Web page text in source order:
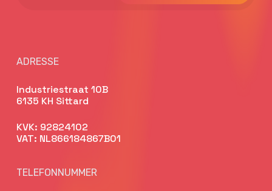
ADRESSE
Industriestraat 10B
6135 KH Sittard
KVK: 92824102
VAT: NL866184867B01
TELEFONNUMMER